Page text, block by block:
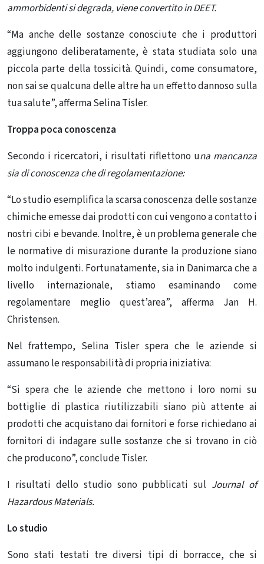
ammorbidenti si degrada, viene convertito in DEET.
“Ma anche delle sostanze conosciute che i produttori
aggiungono deliberatamente, è stata studiata solo una
piccola parte della tossicità. Quindi, come consumatore,
non sai se qualcuna delle altre ha un effetto dannoso sulla
tua salute”, afferma Selina Tisler.
Troppa poca conoscenza
Secondo i ricercatori, i risultati riflettono una mancanza
sia di conoscenza che di regolamentazione:
“Lo studio esemplifica la scarsa conoscenza delle sostanze
chimiche emesse dai prodotti con cui vengono a contatto i
nostri cibi e bevande. Inoltre, è un problema generale che
le normative di misurazione durante la produzione siano
molto indulgenti. Fortunatamente, sia in Danimarca che a
livello internazionale, stiamo esaminando come
regolamentare meglio quest’area”, afferma Jan H.
Christensen.
Nel frattempo, Selina Tisler spera che le aziende si
assumano le responsabilità di propria iniziativa:
“Si spera che le aziende che mettono i loro nomi su
bottiglie di plastica riutilizzabili siano più attente ai
prodotti che acquistano dai fornitori e forse richiedano ai
fornitori di indagare sulle sostanze che si trovano in ciò
che producono”, conclude Tisler.
I risultati dello studio sono pubblicati sul Journal of
Hazardous Materials.
Lo studio
Sono stati testati tre diversi tipi di borracce, che si